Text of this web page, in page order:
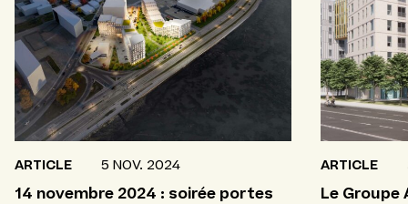
ARTICLE 5 NOV. 2024
14 novembre 2024 : soirée portes
ARTICLE
Le Groupe